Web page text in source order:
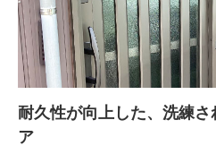
耐久性が向上した、洗練
ア